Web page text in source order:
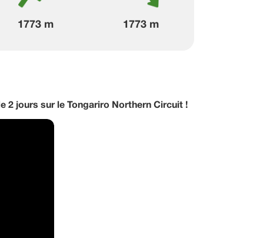
1773 m 1773 m
2 jours sur le Tongariro Northern Circuit !